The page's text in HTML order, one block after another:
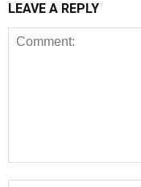
LEAVE A REPLY